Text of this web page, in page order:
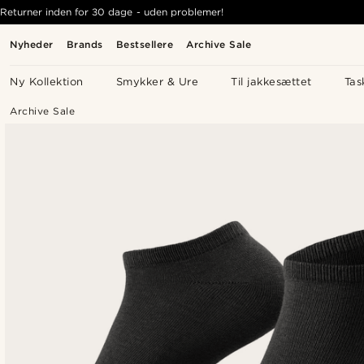
Nyheder Brands Bestsellere Archive Sale
Ny Kollektion Smykker & Ure Til jakkesættet
Returner inden for 30 dage - uden problemer!
Archive Sale